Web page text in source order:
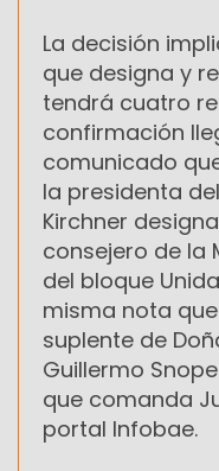
La decisión
que designa y
tendrá cuatro
confirmación
comunicado
la presidenta
Kirchner
consejero de la
del bloque
misma nota
suplente de
Guillermo
que comanda
portal Infobae.